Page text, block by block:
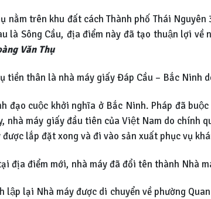
nằm trên khu đất cách Thành phố Thái
là Sông Cầu, địa điểm này đã tạo thuận lợi
Văn Thụ
tiền thân là nhà máy giấy Đáp Cầu – Bắc Ninh
đạo cuộc khởi nghĩa ở Bắc Ninh. Pháp đã
nhà máy giấy đầu tiên của Việt Nam do chính
lắp đặt xong và đi vào sản xuất phục vụ
địa điểm mới, nhà máy đã đổi tên thành Nhà
lập lại Nhà máy được di chuyển về phường